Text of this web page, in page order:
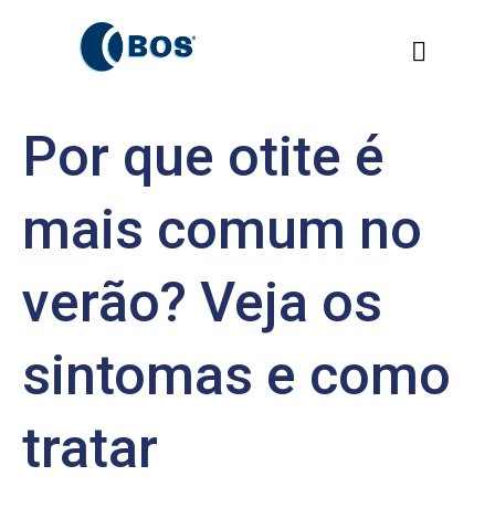
Por que otite é
mais comum no
verão? Veja os
sintomas e como
tratar